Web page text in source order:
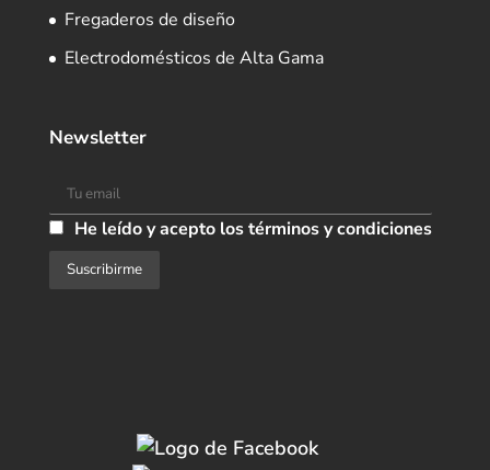
Fregaderos de diseño
Electrodomésticos de Alta Gama
Newsletter
He leído y acepto los términos y condiciones